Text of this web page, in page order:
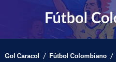
Gol Caracol / Fútbol Colombiano /